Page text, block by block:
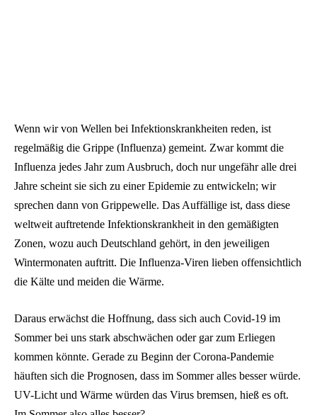
Wenn wir von Wellen bei Infektionskrankheiten reden, ist
regelmäßig die Grippe (Influenza) gemeint. Zwar kommt die
Influenza jedes Jahr zum Ausbruch, doch nur ungefähr alle drei
Jahre scheint sie sich zu einer Epidemie zu entwickeln; wir
sprechen dann von Grippewelle. Das Auffällige ist, dass diese
weltweit auftretende Infektionskrankheit in den gemäßigten
Zonen, wozu auch Deutschland gehört, in den jeweiligen
Wintermonaten auftritt. Die Influenza-Viren lieben offensichtlich
die Kälte und meiden die Wärme.
Daraus erwächst die Hoffnung, dass sich auch Covid-19 im
Sommer bei uns stark abschwächen oder gar zum Erliegen
kommen könnte. Gerade zu Beginn der Corona-Pandemie
häuften sich die Prognosen, dass im Sommer alles besser würde.
UV-Licht und Wärme würden das Virus bremsen, hieß es oft.